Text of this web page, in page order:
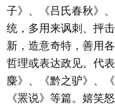
子》、《吕氏春秋》
统，多用来讽刺、抨
新，造意奇特，善用
哲理或表达政见。代
麋》、《黔之驴》、
《罴说》等篇。嬉笑